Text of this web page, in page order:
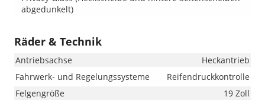
abgedunkelt)
Räder & Technik
Antriebsachse
Heckantrieb
Fahrwerk- und Regelungssysteme
Reifendruckkontrolle
Felgengröße
19 Zoll